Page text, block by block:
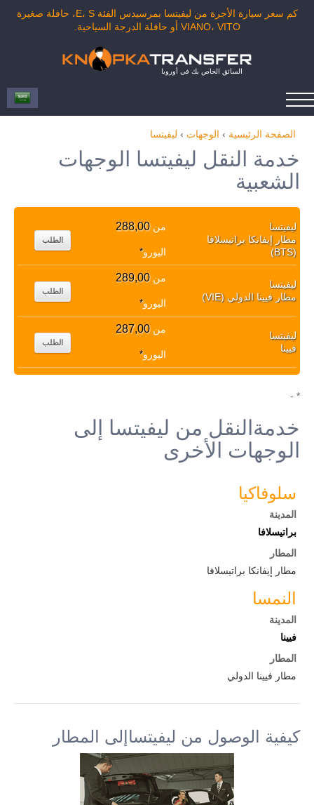
كم سعر سيارة الأجرة من ليفيتسا بمرسيدس الفئة E، S، حافلة صغيرة
VIANO، VITO أو حافلة الدرجة السياحية.
السائق الخاص بك في أوروبا
الصفحة الرئيسية › الوجهات › ليفيتسا
خدمة النقل ليفيتسا الوجهات
الشعبية
ليفيتسا
مطار إيفانكا براتيسلافا
(BTS)
من288,00
اليورو*
الطلب
ليفيتسا
مطار فيينا الدولي (VIE)
من289,00
اليورو*
الطلب
ليفيتسا
فيينا
من287,00
اليورو*
الطلب
* -
خدمةالنقل من ليفيتسا إلى
الوجهات الأخرى
سلوفاكيا
المدينة
براتيسلافا
المطار
مطار إيفانكا براتيسلافا
النمسا
المدينة
فيينا
المطار
مطار فيينا الدولي
كيفية الوصول من ليفيتساإلى المطار